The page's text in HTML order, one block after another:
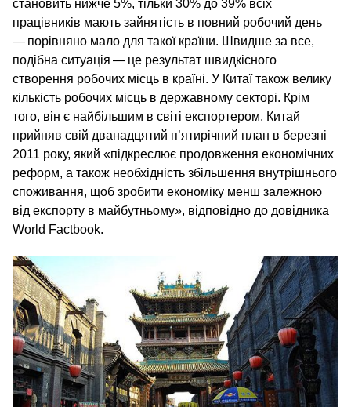
становить нижче 5%, тільки 30% до 39% всіх
працівників мають зайнятість в повний робочий день
— порівняно мало для такої країни. Швидше за все,
подібна ситуація — це результат швидкісного
створення робочих місць в країні. У Китаї також велику
кількість робочих місць в державному секторі. Крім
того, він є найбільшим в світі експортером. Китай
прийняв свій дванадцятий п’ятирічний план в березні
2011 року, який «підкреслює продовження економічних
реформ, а також необхідність збільшення внутрішнього
споживання, щоб зробити економіку менш залежною
від експорту в майбутньому», відповідно до довідника
World Factbook.